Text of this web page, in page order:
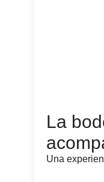
La
Una